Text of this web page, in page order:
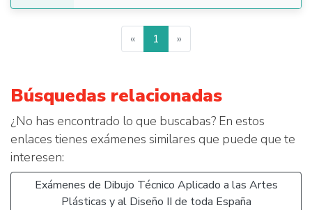
« 1 »
Búsquedas relacionadas
¿No has encontrado lo que buscabas? En estos
enlaces tienes exámenes similares que puede que te
interesen:
Exámenes de Dibujo Técnico Aplicado a las Artes
Plásticas y al Diseño II de toda España